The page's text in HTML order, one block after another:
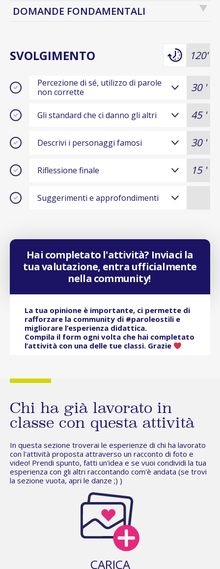
DOMANDE FONDAMENTALI
SVOLGIMENTO 120'
Percezione di sé, utilizzo di parole
non corrette
Gli standard che ci danno gli altri
Descrivi i personaggi famosi
Riflessione finale
Suggerimenti e approfondimenti
Hai completato l'attività? Inviaci la
tua valutazione, entra ufficialmente
nella community!
La tua opinione è importante, ci permette di
rafforzare la community di #paroleostili e
migliorare l’esperienza didattica.
Compila il form ogni volta che hai completato
l’attività con una delle tue classi. Grazie
Chi ha già lavorato in
classe con questa attività
In questa sezione troverai le esperienze di chi ha lavorato
con l'attività proposta attraverso un racconto di foto e
video! Prendi spunto, fatti un'idea e se vuoi condividi la tua
esperienza con gli altri raccontando com'è andata (se trovi
la sezione vuota, apri le danze ;) )
CARICA